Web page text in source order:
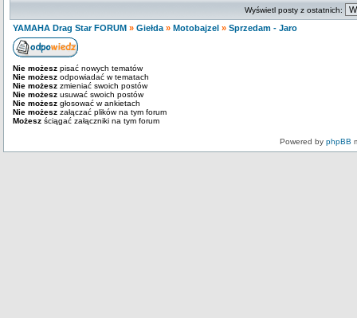
Wyświetl posty z ostatnich:
YAMAHA Drag Star FORUM » Giełda » Motobajzel » Sprzedam - Jaro
Nie możesz pisać nowych tematów
Nie możesz odpowiadać w tematach
Nie możesz zmieniać swoich postów
Nie możesz usuwać swoich postów
Nie możesz głosować w ankietach
Nie możesz załączać plików na tym forum
Możesz ściągać załączniki na tym forum
Powered by phpBB